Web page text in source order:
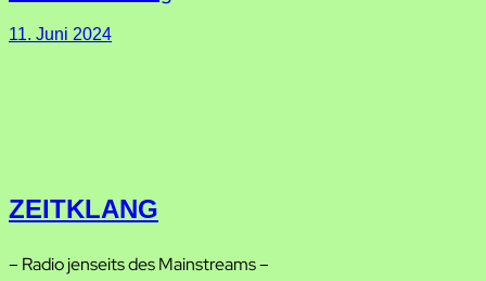
11. Juni 2024
ZEITKLANG
– Radio jenseits des Mainstreams –